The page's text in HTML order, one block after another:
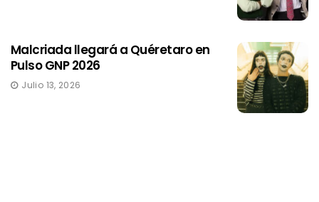
Malcriada llegará a Quéretaro en
Pulso GNP 2026
Julio 13, 2026